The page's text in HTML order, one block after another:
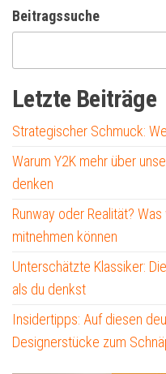
Beitragssuche
Letzte Beiträge
Strategischer Schmuck:
Warum Y2K mehr über
denken
Runway oder Realität?
mitnehmen können
Unterschätzte Klassiker:
als du denkst
Insidertipps: Auf diesen
Designerstücke zum